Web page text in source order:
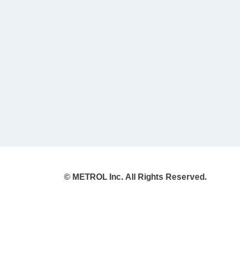
© METROL Inc. All Rights Reserved.